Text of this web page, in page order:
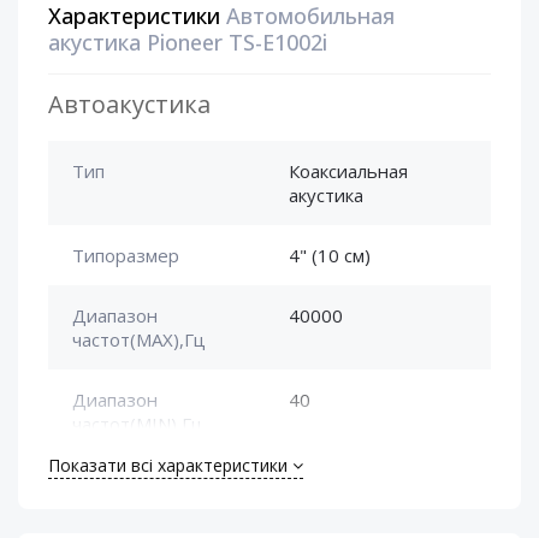
Характеристики Автомобильная
акустика Pioneer TS-E1002i
Автоакустика
Тип
Коаксиальная
акустика
Типоразмер 4" (10 см)
Диапазон
частот(MAX),Гц
40000
Диапазон
частот(MIN),Гц
40
Номинальная
25
Показати всі характеристики